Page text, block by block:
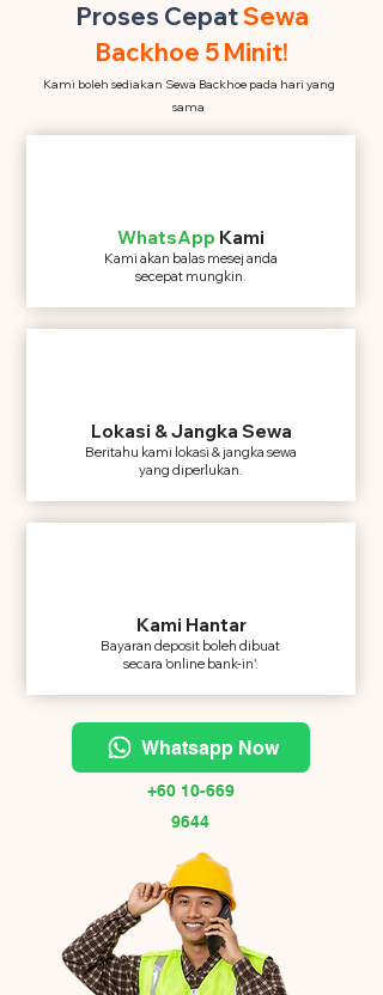
Proses CepatSewa
Backhoe 5 Minit!
Kami boleh sediakan Sewa Backhoe pada hari yang
sama
WhatsApp Kami
Kami akan balas mesej anda
secepat mungkin.
Lokasi & Jangka Sewa
Beritahu kami lokasi & jangka sewa
yang diperlukan.
Kami Hantar
Bayaran deposit boleh dibuat
secara 'online bank-in'.
Whatsapp Now
+60 10-669
9644